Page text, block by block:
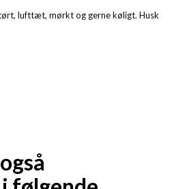
lufttæt, mørkt og gerne køligt. Husk